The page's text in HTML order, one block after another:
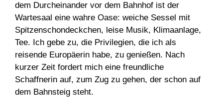
dem Durcheinander vor dem Bahnhof ist der
Wartesaal eine wahre Oase: weiche Sessel mit
Spitzenschondeckchen, leise Musik, Klimaanlage,
Tee. Ich gebe zu, die Privilegien, die ich als
reisende Europäerin habe, zu genießen. Nach
kurzer Zeit fordert mich eine freundliche
Schaffnerin auf, zum Zug zu gehen, der schon auf
dem Bahnsteig steht.